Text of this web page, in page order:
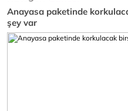
Anayasa paketinde
şey var